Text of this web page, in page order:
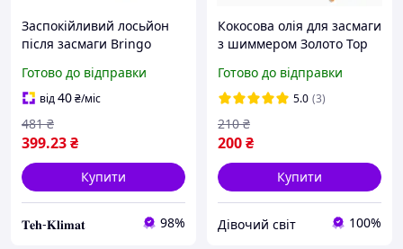
Заспокійливий лосьйон
після засмаги Bringo
Pharmaceuticals) 120 мл,
Єгипет, Оригінал
Готово до відправки
від40₴/міс
399.23₴
481 ₴
Купити
𝐓𝐞𝐡-𝐊𝐥𝐢𝐦𝐚𝐭 98%
Кокосова олія для засмаги
з шиммером Золото Top
Shimmer Gold 100мл
Готово до відправки
5.0 (3)
200₴
210 ₴
Купити
Дівочий світ 100%